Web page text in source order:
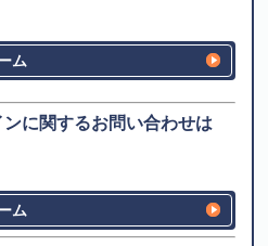
ム
に関するお問い合わせは
ム